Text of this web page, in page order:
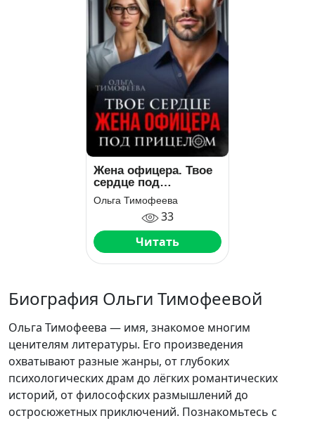
Жена офицера. Твое
сердце под
прицелом
Ольга Тимофеева
33
Читать
Биография Ольги Тимофеевой
Ольга Тимофеева — имя, знакомое многим
ценителям литературы. Его произведения
охватывают разные жанры, от глубоких
психологических драм до лёгких романтических
историй, от философских размышлений до
остросюжетных приключений. Познакомьтесь с